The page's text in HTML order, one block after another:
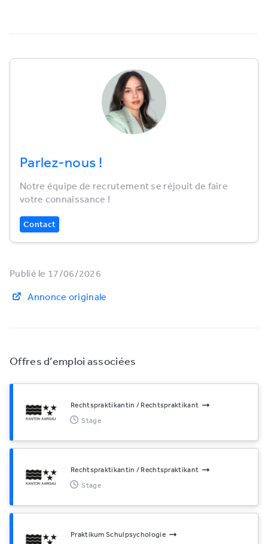
Offres d’emploi associées
Rechtspraktikantin / Rechtspraktikant
Stage
Rechtspraktikantin / Rechtspraktikant
Stage
Praktikum Schulpsychologie
Parlez-nous !
Notre équipe de recrutement se réjouit de faire
votre connaissance !
Contact
Publié le 17/06/2026
Annonce originale